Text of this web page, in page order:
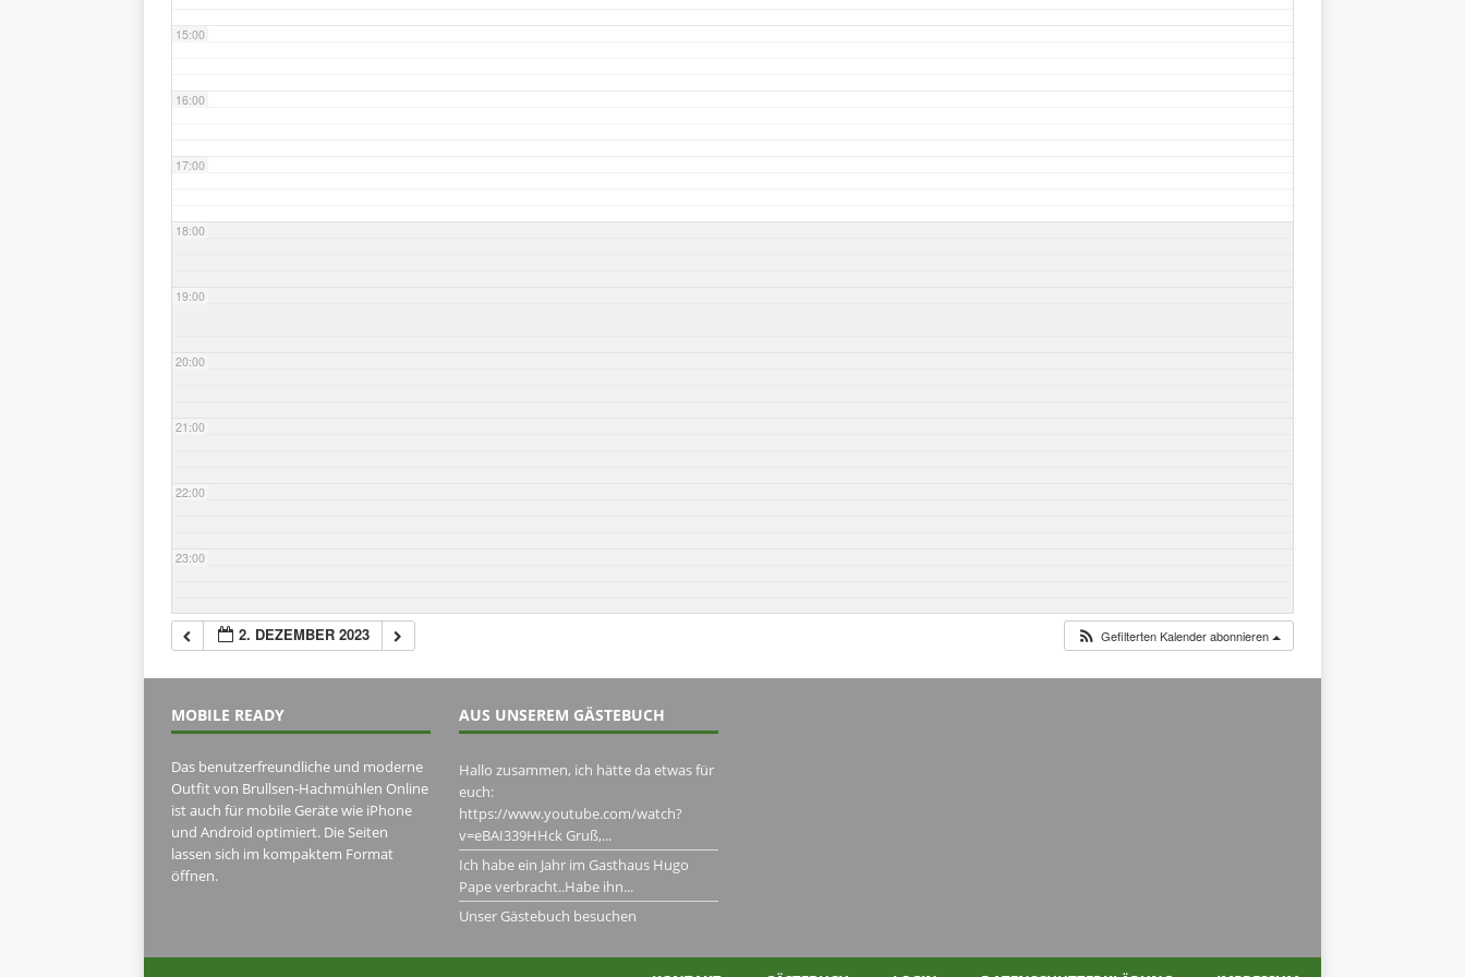
15:00
16:00
17:00
18:00
19:00
20:00
21:00
22:00
23:00
2. DEZEMBER 2023 Gefilterten Kalender abonnieren
MOBILE READY
Das benutzerfreundliche und moderne
Outfit von Brullsen-Hachmühlen Online
ist auch für mobile Geräte wie iPhone
und Android optimiert. Die Seiten
lassen sich im kompaktem Format
öffnen.
AUS UNSEREM GÄSTEBUCH
Hallo zusammen, ich hätte da etwas für
euch:
https://www.youtube.com/watch?
v=eBAI339HHck Gruß,...
Ich habe ein Jahr im Gasthaus Hugo
Pape verbracht..Habe ihn...
Unser Gästebuch besuchen